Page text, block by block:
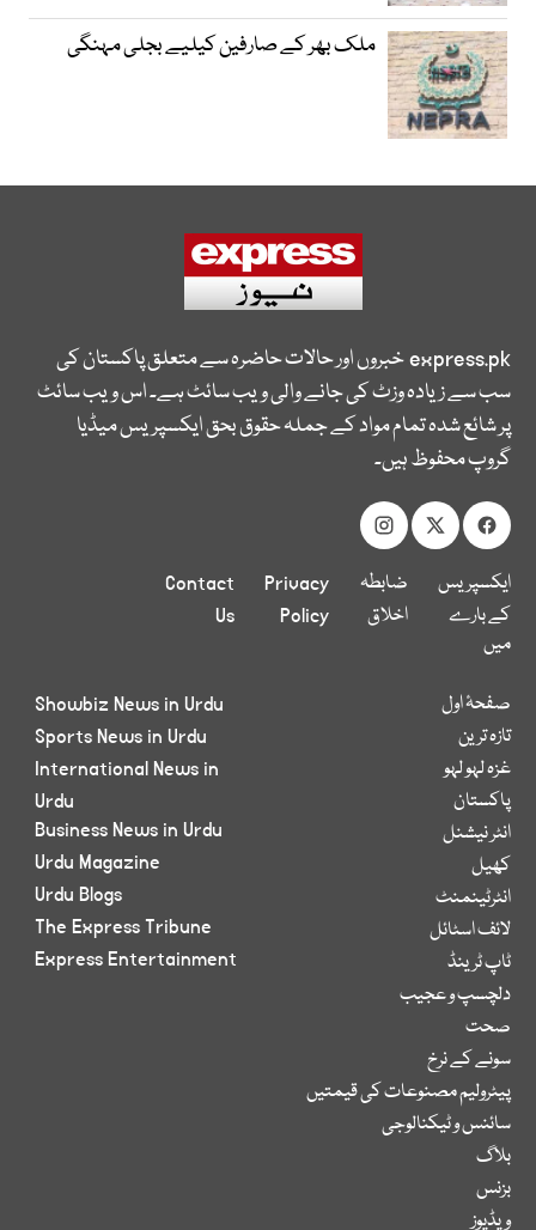
ملک بھر کے صارفین کیلیے بجلی مہنگی
express.pkخبروں اور حالات حاضرہ سے متعلق پاکستان کی
سب سے زیادہ وزٹ کی جانے والی ویب سائٹ ہے۔ اس ویب سائٹ
پر شائع شدہ تمام مواد کے جملہ حقوق بحق ایکسپریس میڈیا
گروپ محفوظ ہیں۔
ایکسپریس
کے بارے
میں
ضابطہ
اخلاق
Privacy
Policy
Contact
Us
صفحۂ اول
تازہ ترین
غزہ لہو لہو
پاکستان
انٹر نیشنل
کھیل
انٹرٹینمنٹ
لائف اسٹائل
ٹاپ ٹرینڈ
دلچسپ و عجیب
صحت
سونے کے نرخ
پیٹرولیم مصنوعات کی قیمتیں
سائنس و ٹیکنالوجی
بلاگ
بزنس
ویڈیوز
Showbiz News in Urdu
Sports News in Urdu
International News in
Urdu
Business News in Urdu
Urdu Magazine
Urdu Blogs
The Express Tribune
Express Entertainment